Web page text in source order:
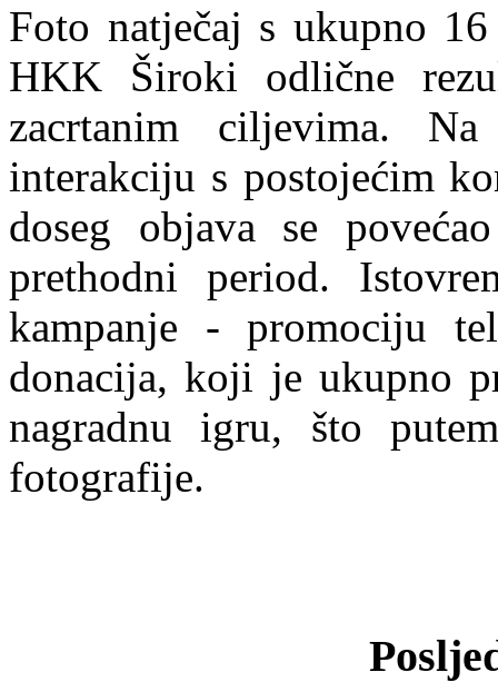
Foto natječaj s ukupno
HKK Široki odlične
zacrtanim ciljevima.
interakciju s postojećim
doseg objava se
prethodni period.
kampanje - promociju
donacija, koji je ukupno
nagradnu igru, što
fotografije.